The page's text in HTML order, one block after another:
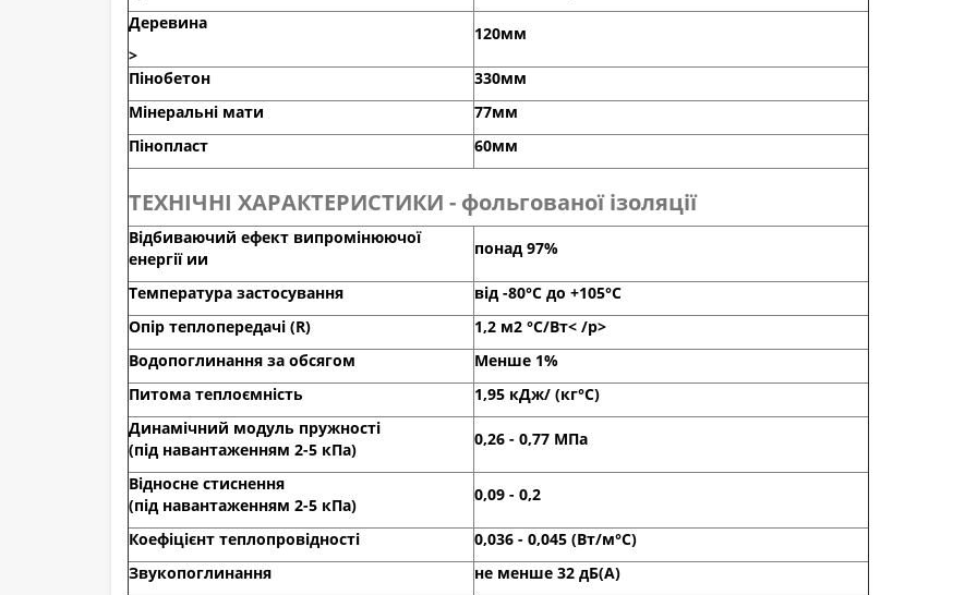
Деревина
>
120мм
Пінобетон
330мм
Мінеральні мати
77мм
Пінопласт
60мм
ТЕХНІЧНІ ХАРАКТЕРИСТИКИ - фольгованої ізоляції
Відбиваючий ефект випромінюючої
енергії ии
понад 97%
Температура застосування
від -80°С до +105°С
Опір теплопередачі (R)
1,2 м2 °С/Вт< /p>
Водопоглинання за обсягом
Менше 1%
Питома теплоємність
1,95 кДж/ (кг°С)
Динамічний модуль пружності
(під навантаженням 2-5 кПа)
0,26 - 0,77 МПа
Відносне стиснення
(під навантаженням 2-5 кПа)
0,09 - 0,2
Коефіцієнт теплопровідності
0,036 - 0,045 (Bт/м°С)
Звукопоглинання
не менше 32 дБ(А)